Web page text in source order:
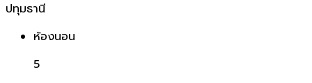
ปทุมธานี
ห้องนอน
5